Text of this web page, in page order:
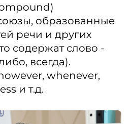
образованные
речи и других
содержат слово -
всегда).
whenever,
и т.д.